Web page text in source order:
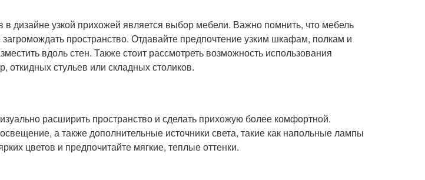
дизайне узкой прихожей является выбор мебели. Важно помнить, что мебель
пространство. Отдавайте предпочтение узким шкафам, полкам и
вдоль стен. Также стоит рассмотреть возможность использования
откидных стульев или складных столиков.
расширить пространство и сделать прихожую более комфортной.
а также дополнительные источники света, такие как напольные лампы
цветов и предпочитайте мягкие, теплые оттенки.